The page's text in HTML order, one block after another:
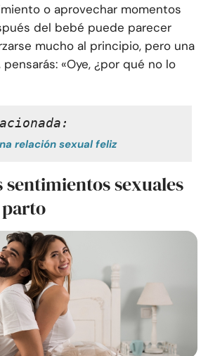
o aprovechar momentos
del bebé puede parecer
mucho al principio, pero una
«Oye, ¿por qué no lo
relación sexual feliz
sentimientos sexuales